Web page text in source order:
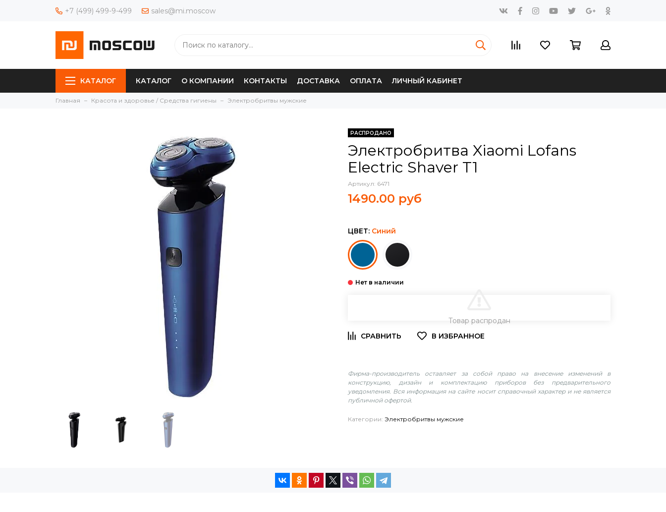
+7 (499) 499-9-499 sales@mi.moscow
КАТАЛОГ КАТАЛОГ О КОМПАНИИ КОНТАКТЫ ДОСТАВКА ОПЛАТА ЛИЧНЫЙ КАБИНЕТ
Главная Красота и здоровье / Средства гигиены Электробритвы мужские
РАСПРОДАНО
Электробритва Xiaomi Lofans
Electric Shaver T1
Артикул: 6471
1490.00 руб
ЦВЕТ: Синий
Товар распродан
Фирма-производитель оставляет за собой право на внесение изменений в
конструкцию, дизайн и комплектацию приборов без предварительного
уведомления. Вся информация на сайте носит справочный характер и не является
публичной офертой.
Категории: Электробритвы мужские